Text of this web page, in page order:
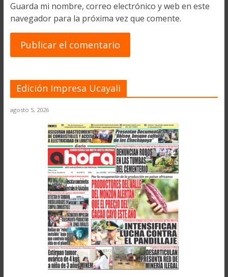
Guarda mi nombre, correo electrónico y web en este
navegador para la próxima vez que comente.
Edición Impresa Ucayali
agosto 5, 2026